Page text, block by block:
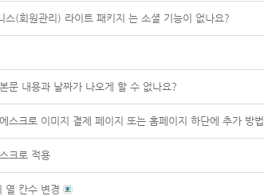
스(회원관리) 라이트 패키지 는 소셜 기능이 없나요?
문 내용과 날짜가 나오게 할 수 없나요?
스크로 이미지 결제 페이지 또는 홈페이지 하단에 추가 방법
크로 적용
열 칸수 변경